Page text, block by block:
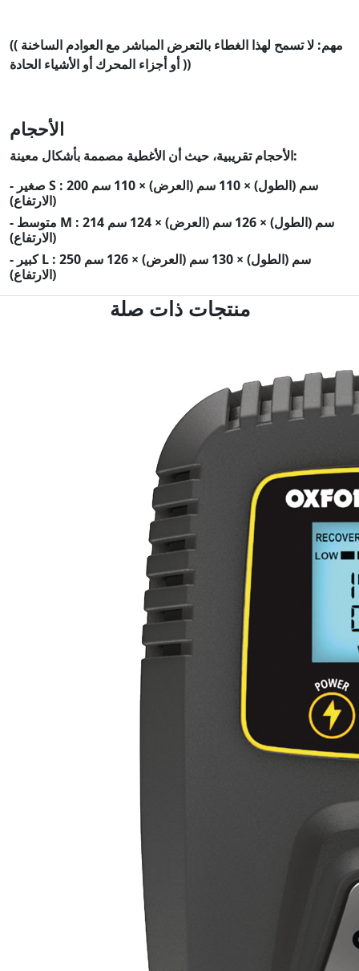
(( مهم: لا تسمح لهذا الغطاء بالتعرض المباشر مع العوادم الساخنة
أو أجزاء المحرك أو الأشياء الحادة ))
الأحجام تقريبية، حيث أن الأغطية مصممة بأشكال معينة:
- صغير S : 200 سم (الطول) × 110 سم (العرض) × 110 سم
- متوسط M : 214 سم (الطول) × 126 سم (العرض) × 124 سم
- كبير L : 250 سم (الطول) × 130 سم (العرض) × 126 سم
(الارتفاع)
منتجات ذات صلة